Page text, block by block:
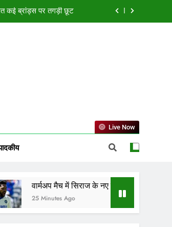
टीम इंडिया को उम्मीद
ब्रांड्स पर तगड़ी छूट
Live Now
मैच में सिराज के नए हेयरस्टाइल ने खींचा ध्यान, टीम
Ago